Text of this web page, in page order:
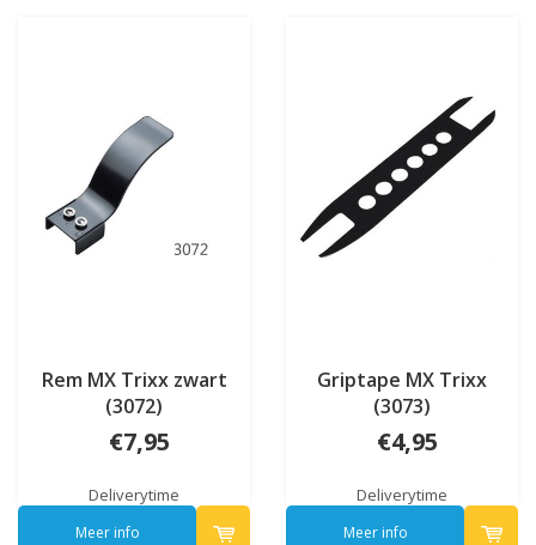
Rem MX Trixx zwart
(3072)
€7,95
Deliverytime
Meer info
Griptape MX Trixx
(3073)
€4,95
Deliverytime
Meer info